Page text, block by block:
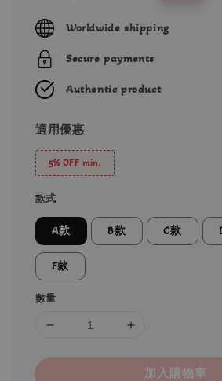
Worldwide shipping
Secure payments
Authentic product
適用優惠
5% OFF min.
款式
A款 B款 C款
F款
數量
加入購物車